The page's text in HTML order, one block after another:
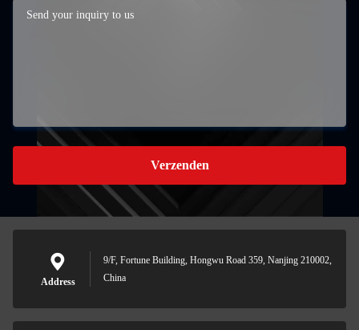
Verzenden
Address
9/F, Fortune Building, Hongwu Road 359, Nanjing 210002,
China